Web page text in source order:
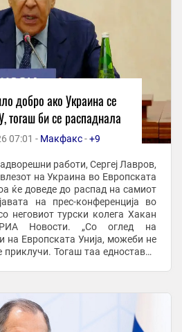
добро ако Украина се
тогаш би се распаднала
07:01 - Макфакс-+9
работи, Сергеј Лавров,
на Украина во Европската
ќе доведе до распад на самиот
на прес-конференција во
неговиот турски колега Хакан
„Со оглед на
на Европската Унија, можеби не
Тогаш таа едноставно